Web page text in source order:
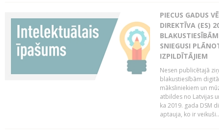
PIECUS GADUS
DIREKTĪVA (ES)
SNIEGUSI
IZPILDĪTĀJIEM
Nesen publicētajā
blakustiesībām
māksliniekiem un
atbildes no Latvijas
ka 2019. gada DSM
aptauja, ko ir